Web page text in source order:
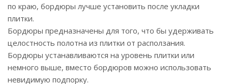
по краю, бордюры лучше установить после укладки
плитки.
Бордюры предназначены для того, что бы удерживать
целостность полотна из плитки от расползания.
Бордюры устанавливаются на уровень плитки или
немного выше, вместо бордюров можно использовать
невидимую подпорку.